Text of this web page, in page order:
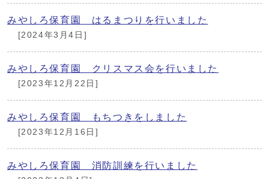
みやしろ保育園 はるまつりを行いました
[2024年3月4日]
みやしろ保育園 クリスマス会を行いました
[2023年12月22日]
みやしろ保育園 もちつきをしました
[2023年12月16日]
みやしろ保育園 消防訓練を行いました